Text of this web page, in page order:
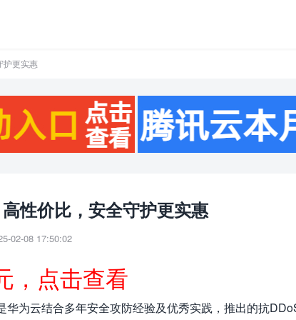
护更实惠
性价比，安全守护更实惠
02-08 17:50:02
，点击查看
为云结合多年安全攻防经验及优秀实践，推出的抗